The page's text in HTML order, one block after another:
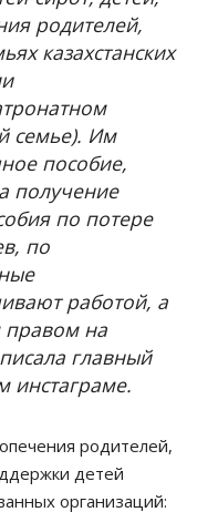
родителей,
казахстанских
семье). Им
пособие,
получение
по потере
по
работой, а
правом на
главный
инстаграме.
родителей,
детей
организаций: